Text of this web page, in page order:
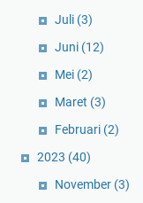
Juli (3)
Juni (12)
Mei (2)
Maret (3)
Februari (2)
2023 (40)
November (3)